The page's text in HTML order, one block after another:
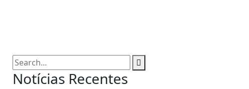
Notícias Recentes